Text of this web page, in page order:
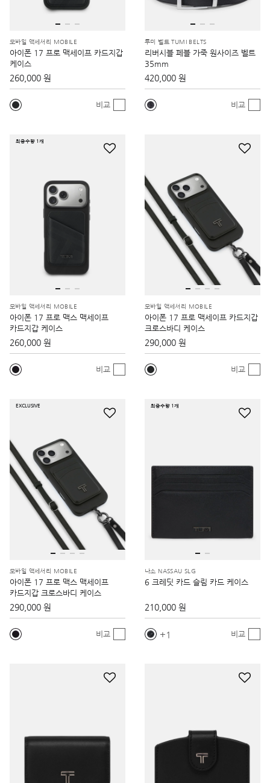
모바일 액세서리 MOBILE
아이폰 17 프로 맥세이프 카드지갑
케이스
260,000 원
비교
투미 벨트 TUMI BELTS
리버시블 페블 가죽 원사이즈 벨트
35mm
420,000 원
비교
최종수량 1개
모바일 액세서리 MOBILE
아이폰 17 프로 맥스 맥세이프
카드지갑 케이스
260,000 원
비교
모바일 액세서리 MOBILE
아이폰 17 프로 맥세이프 카드지갑
크로스바디 케이스
290,000 원
비교
EXCLUSIVE
모바일 액세서리 MOBILE
아이폰 17 프로 맥스 맥세이프
카드지갑 크로스바디 케이스
290,000 원
비교
최종수량 1개
나소 NASSAU SLG
6 크레딧 카드 슬림 카드 케이스
210,000 원
1 비교